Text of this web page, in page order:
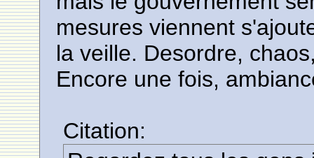
mesures viennent
la veille. Desordre,
Encore une fois,
Citation: